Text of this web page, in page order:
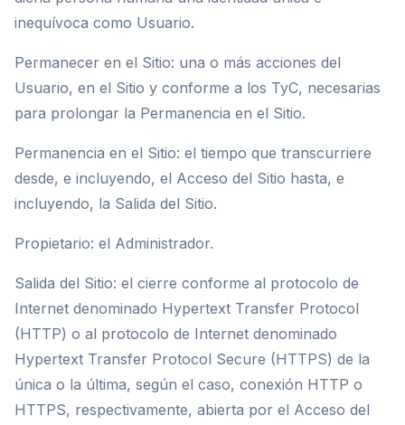
inequívoca como Usuario.
Permanecer en el Sitio: una o más acciones del
Usuario, en el Sitio y conforme a los TyC, necesarias
para prolongar la Permanencia en el Sitio.
Permanencia en el Sitio: el tiempo que transcurriere
desde, e incluyendo, el Acceso del Sitio hasta, e
incluyendo, la Salida del Sitio.
Propietario: el Administrador.
Salida del Sitio: el cierre conforme al protocolo de
Internet denominado Hypertext Transfer Protocol
(HTTP) o al protocolo de Internet denominado
Hypertext Transfer Protocol Secure (HTTPS) de la
única o la última, según el caso, conexión HTTP o
HTTPS, respectivamente, abierta por el Acceso del